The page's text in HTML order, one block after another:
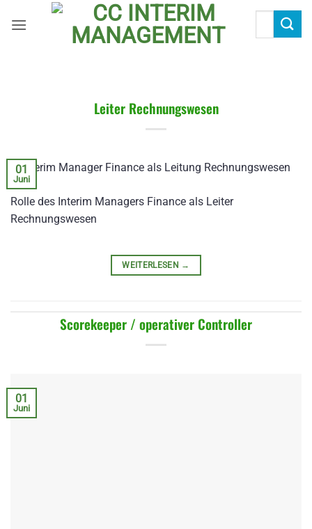
Inhalt
Suchen
Leiter Rechnungswesen
01
Juni
Rolle des Interim Managers Finance als Leiter
Rechnungswesen
WEITERLESEN →
Scorekeeper / operativer Controller
01
Juni